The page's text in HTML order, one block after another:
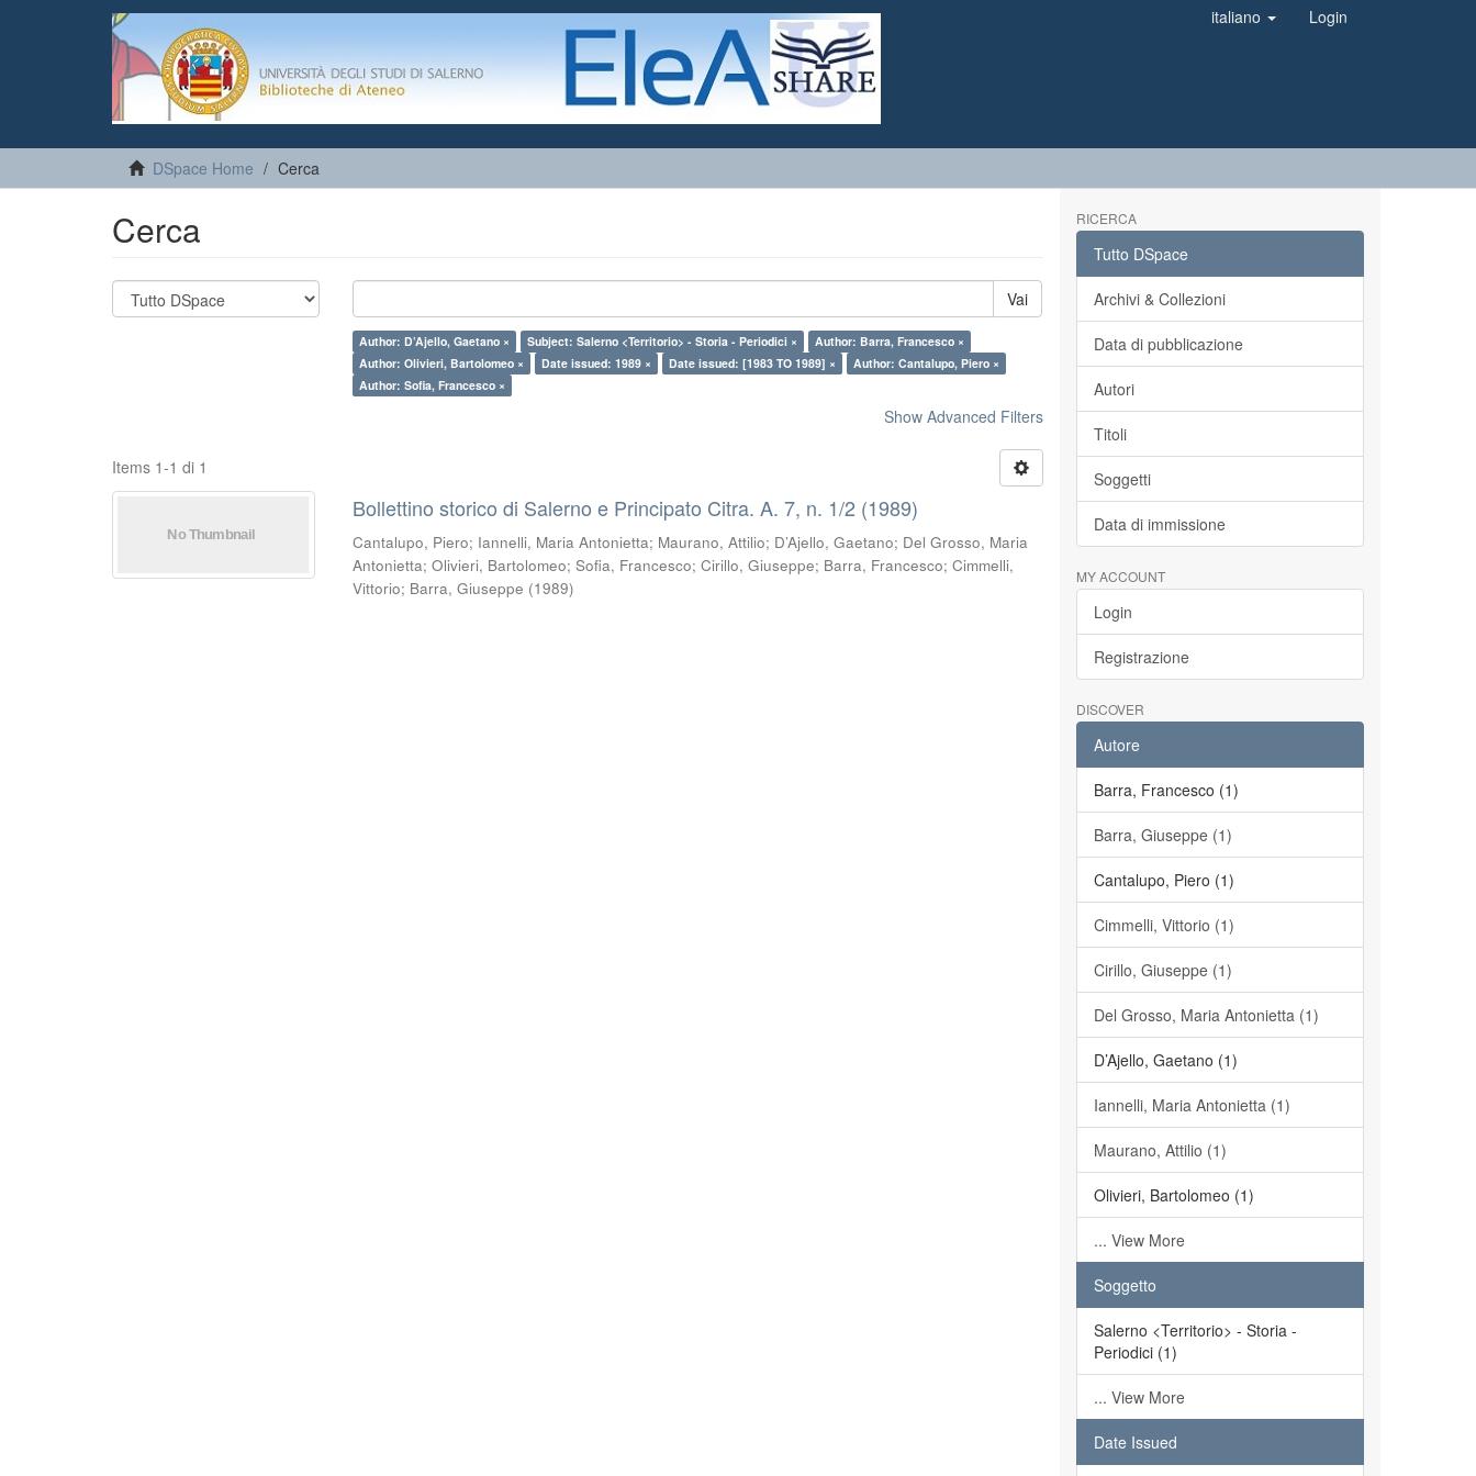
italiano Login
DSpace Home Cerca
Cerca
Vai
Author: D’Ajello, Gaetano × Subject: Salerno <Territorio> - Storia - Periodici ×
Author: Barra, Francesco ×
Author: Olivieri, Bartolomeo ×
Date issued: 1989 × Date issued: [1983 TO 1989] ×
Author: Cantalupo, Piero ×
Author: Sofia, Francesco ×
Show Advanced Filters
Items 1-1 di 1
Bollettino storico di Salerno e Principato Citra. A. 7, n. 1/2 (1989)
Cantalupo, Piero; Iannelli, Maria Antonietta; Maurano, Attilio; D’Ajello, Gaetano; Del Grosso, Maria
Antonietta;Olivieri, Bartolomeo;Sofia, Francesco;Cirillo, Giuseppe; Barra, Francesco;Cimmelli,
Vittorio; Barra, Giuseppe (1989)
RICERCA
Tutto DSpace
Archivi & Collezioni
Data di pubblicazione
Autori
Titoli
Soggetti
Data di immissione
MY ACCOUNT
Login
Registrazione
DISCOVER
Autore
Barra, Francesco (1)
Barra, Giuseppe (1)
Cantalupo, Piero (1)
Cimmelli, Vittorio (1)
Cirillo, Giuseppe (1)
Del Grosso, Maria Antonietta (1)
D’Ajello, Gaetano (1)
Iannelli, Maria Antonietta (1)
Maurano, Attilio (1)
Olivieri, Bartolomeo (1)
... View More
Soggetto
Salerno <Territorio> - Storia -
Periodici (1)
... View More
Date Issued